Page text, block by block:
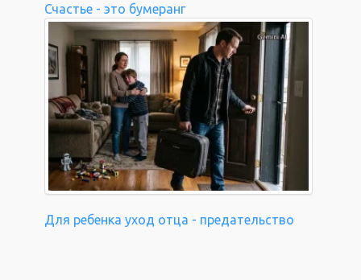
Счастье - это бумеранг
Для ребенка уход отца - предательство